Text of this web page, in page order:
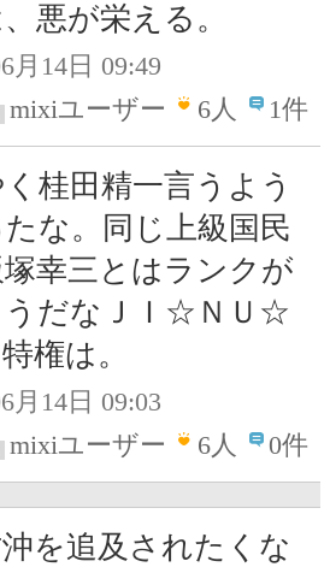
悪が栄える。
月14日 09:49
mixiユーザー
6人 1件
桂田精一言うよう
な。同じ上級国民
幸三とはランクが
うだなＪＩ☆ＮＵ☆
権は。
月14日 09:03
mixiユーザー
6人 0件
を追及されたくな